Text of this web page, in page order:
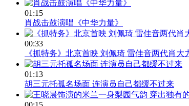
01:15
肖战击鼓演唱《中华力量》
00:33
《抓特务》北京首映 刘佩琦 雷佳音两代肖大
01:13
胡三元托孤名场面 连演员自己都缓不过来